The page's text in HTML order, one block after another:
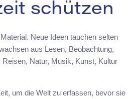
schützen
Neue Ideen tauchen selten
aus Lesen, Beobachtung,
Natur, Musik, Kunst, Kultur
um die Welt zu erfassen, bevor sie